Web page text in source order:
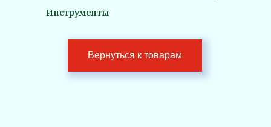
Вернуться к товарам
Инструменты